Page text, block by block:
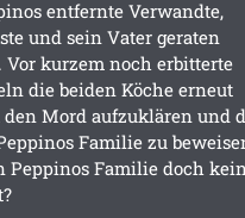
entfernte Verwandte,
und sein Vater geraten
Vor kurzem noch erbitterte
die beiden Köche erneut
den Mord aufzuklären und
Familie zu
Peppinos Familie doch